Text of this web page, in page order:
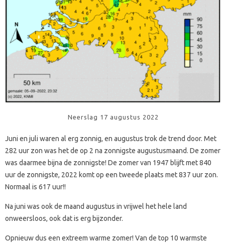
Neerslag 17 augustus 2022
Juni en juli waren al erg zonnig, en augustus trok de trend door. Met
282 uur zon was het de op 2 na zonnigste augustusmaand. De zomer
was daarmee bijna de zonnigste! De zomer van 1947 blijft met 840
uur de zonnigste, 2022 komt op een tweede plaats met 837 uur zon.
Normaal is 617 uur!!
Na juni was ook de maand augustus in vrijwel het hele land
onweersloos, ook dat is erg bijzonder.
Opnieuw dus een extreem warme zomer! Van de top 10 warmste